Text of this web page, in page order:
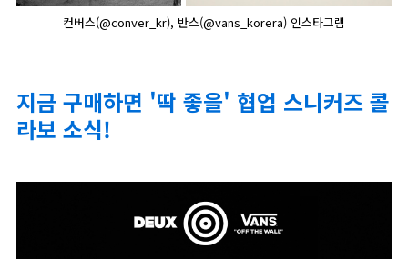
컨버스(@conver_kr), 반스(@vans_korera) 인스타그램
지금 구매하면 '딱 좋을' 협업 스니커즈 콜
라보 소식!